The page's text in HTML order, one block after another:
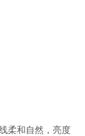
柔和自然，亮度